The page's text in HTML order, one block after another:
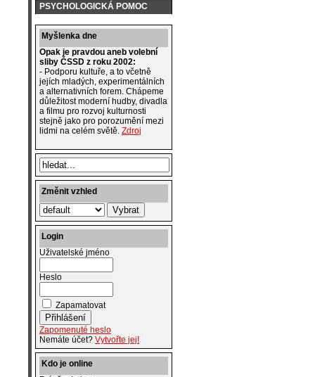
PSYCHOLOGICKÁ POMOC
Myšlenka dne
Opak je pravdou aneb volební
sliby ČSSD z roku 2002:
- Podporu kultuře, a to včetně
jejích mladých, experimentálních
a alternativních forem. Chápeme
důležitost moderní hudby, divadla
a filmu pro rozvoj kulturnosti
stejně jako pro porozumění mezi
lidmi na celém světě. Zdroj
Změnit vzhled
Login
Uživatelské jméno
Heslo
Zapamatovat
Zapomenuté heslo
Nemáte účet? Vytvořte jej!
Kdo je online